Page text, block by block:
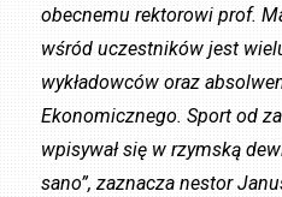
obecnemu rektorowi prof.
wśród uczestników jest
wykładowców oraz
Ekonomicznego. Sport od
wpisywał się w rzymską
sano”, zaznacza nestor